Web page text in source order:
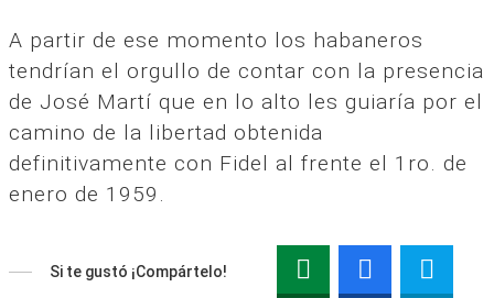
A partir de ese momento los habaneros
tendrían el orgullo de contar con la presencia
de José Martí que en lo alto les guiaría por el
camino de la libertad obtenida
definitivamente con Fidel al frente el 1ro. de
enero de 1959.
Si te gustó ¡Compártelo!